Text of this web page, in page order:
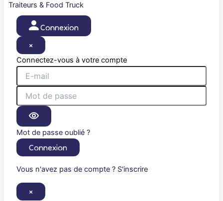
Traiteurs & Food Truck
Connexion
×
Connectez-vous à votre compte
Mot de passe oublié ?
Connexion
Vous n'avez pas de compte ? S'inscrire
×